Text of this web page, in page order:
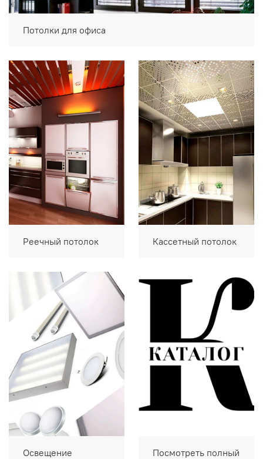
Потолки для офиса
Реечный потолок Кассетный потолок
Освещение
Посмотреть полный